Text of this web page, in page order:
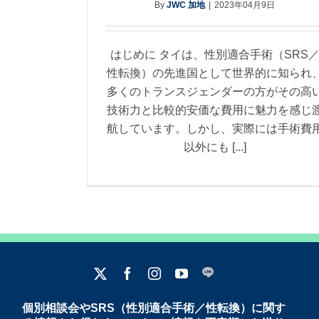
ByJWC 加地 2023年04月9日
はじめに タイは、性別適合手術（SRS／
性転換）の先進国として世界的に知られ、
多くのトランスジェンダーの方がその高
技術力と比較的安価な費用に魅力を感じ
航しています。しかし、実際には手術費
以外にも [...]
個別相談会やSRS（性別適合手術／性転換）に関す